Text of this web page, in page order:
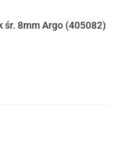
8mm Argo (405082)